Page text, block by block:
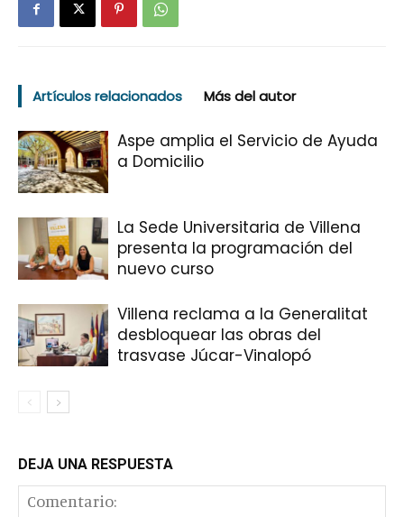
Artículos relacionados Más del autor
Aspe amplia el Servicio de Ayuda
a Domicilio
La Sede Universitaria de Villena
presenta la programación del
nuevo curso
Villena reclama a la Generalitat
desbloquear las obras del
trasvase Júcar-Vinalopó
DEJA UNA RESPUESTA